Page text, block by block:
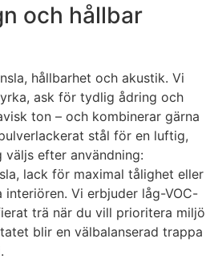
och hållbar
hållbarhet och akustik. Vi
ask för tydlig ådring och
ton – och kombinerar gärna
stål för en luftig,
väljs efter användning:
lack för maximal tålighet eller
Vi erbjuder låg-VOC-
trä när du vill prioritera miljö
blir en välbalanserad trappa